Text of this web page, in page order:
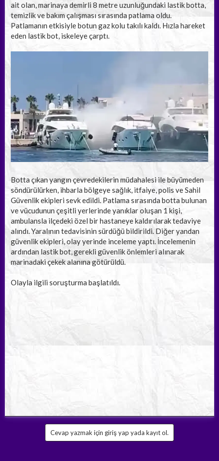
ait olan, marinaya demirli 8 metre uzunluğundaki lastik botta,
temizlik ve bakım çalışması sırasında patlama oldu.
Patlamanın etkisiyle botun gaz kolu takılı kaldı. Hızla hareket
eden lastik bot, iskeleye çarptı.
Botta çıkan yangın çevredekilerin müdahalesi ile büyümeden
söndürülürken, ihbarla bölgeye sağlık, itfaiye, polis ve Sahil
Güvenlik ekipleri sevk edildi. Patlama sırasında botta bulunan
ve vücudunun çeşitli yerlerinde yanıklar oluşan 1 kişi,
ambulansla ilçedeki özel bir hastaneye kaldırılarak tedaviye
alındı. Yaralının tedavisinin sürdüğü bildirildi. Diğer yandan
güvenlik ekipleri, olay yerinde inceleme yaptı. İncelemenin
ardından lastik bot, gerekli güvenlik önlemleri alınarak
marinadaki çekek alanına götürüldü.
Olayla ilgili soruşturma başlatıldı.
Cevap yazmak için giriş yap yada kayıt ol.